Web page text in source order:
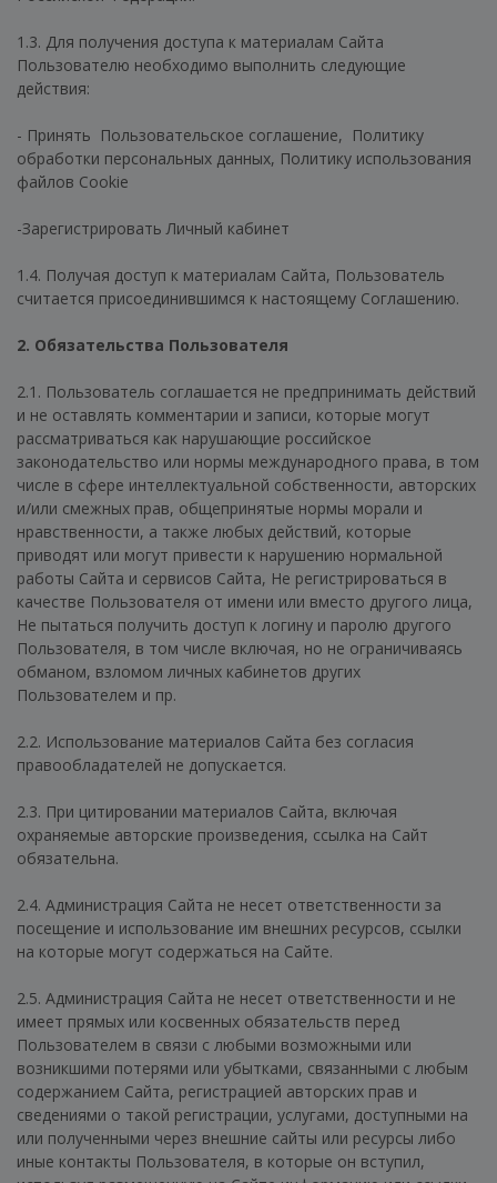
1.3. Для получения доступа к материалам Сайта
Пользователю необходимо выполнить следующие
действия:
- Принять Пользовательское соглашение, Политику
обработки персональных данных, Политику использования
файлов Cookie
-Зарегистрировать Личный кабинет
1.4. Получая доступ к материалам Сайта, Пользователь
считается присоединившимся к настоящему Соглашению.
2. Обязательства Пользователя
2.1. Пользователь соглашается не предпринимать действий
и не оставлять комментарии и записи, которые могут
рассматриваться как нарушающие российское
законодательство или нормы международного права, в том
числе в сфере интеллектуальной собственности, авторских
и/или смежных прав, общепринятые нормы морали и
нравственности, а также любых действий, которые
приводят или могут привести к нарушению нормальной
работы Сайта и сервисов Сайта, Не регистрироваться в
качестве Пользователя от имени или вместо другого лица,
Не пытаться получить доступ к логину и паролю другого
Пользователя, в том числе включая, но не ограничиваясь
обманом, взломом личных кабинетов других
Пользователем и пр.
2.2. Использование материалов Сайта без согласия
правообладателей не допускается.
2.3. При цитировании материалов Сайта, включая
охраняемые авторские произведения, ссылка на Сайт
обязательна.
2.4. Администрация Сайта не несет ответственности за
посещение и использование им внешних ресурсов, ссылки
на которые могут содержаться на Сайте.
2.5. Администрация Сайта не несет ответственности и не
имеет прямых или косвенных обязательств перед
Пользователем в связи с любыми возможными или
возникшими потерями или убытками, связанными с любым
содержанием Сайта, регистрацией авторских прав и
сведениями о такой регистрации, услугами, доступными на
или полученными через внешние сайты или ресурсы либо
иные контакты Пользователя, в которые он вступил,